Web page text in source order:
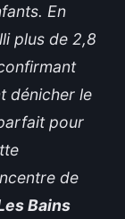
En
plus de 2,8
dénicher le
pour
de
Bains